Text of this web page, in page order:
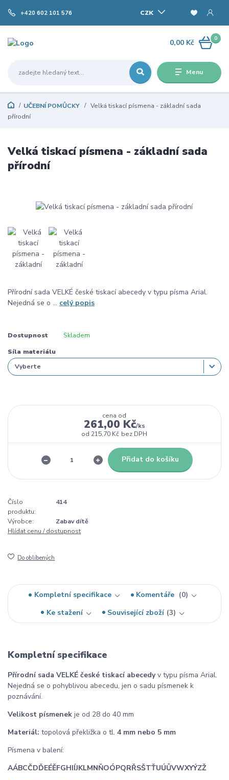
Menu
CZK
+420 602 101 576
0
0,00 Kč
UČEBNÍ POMŮCKY
Velká tiskací písmena - základní sada
přírodní
Velká tiskací písmena - základní sada
přírodní
Přírodní sada VELKÉ české tiskací abecedy v typu písma Arial.
Nejedná se o ... celý popis
Dostupnost Skladem
Síla materiálu
cena od
261,00 Kč/ks
od 215,70 Kč bez DPH
Přidat do košíku
Číslo
produktu:
414
Výrobce:
Zabav dítě
Hlídat cenu / dostupnost
Do oblíbených
Kompletní specifikace Komentáře
0
Ke stažení
Související zboží 3
Kompletní specifikace
Přírodní sada VELKÉ české tiskací abecedyv typu písma Arial.
Nejedná se o pohyblivou abecedu, jen o sadu písmenek k
poznávání.
Velikost písmenek je od 28 do 40 mm
Materiál: topolová překližka o tl. 4 mm nebo 5 mm
Písmena v balení:
AÁBCČDĎEÉĚFGHIÍJKLMNŇOÓPQRŘSŠTŤUÚŮVWXYÝZŽ